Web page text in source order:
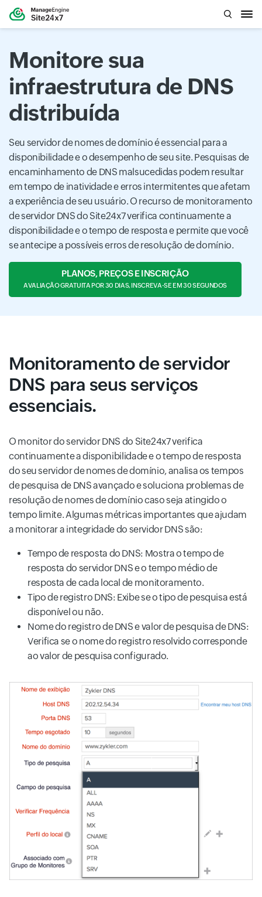
Monitore sua
infraestrutura de DNS
distribuída
Seu servidor de nomes de domínio é essencial para a
disponibilidade e o desempenho de seu site. Pesquisas de
encaminhamento de DNS malsucedidas podem resultar
em tempo de inatividade e erros intermitentes que afetam
a experiência de seu usuário. O recurso de monitoramento
de servidor DNS do Site24x7 verifica continuamente a
disponibilidade e o tempo de resposta e permite que você
se antecipe a possíveis erros de resolução de domínio.
PLANOS, PREÇOS E INSCRIÇÃO
AVALIAÇÃO GRATUITA POR 30 DIAS, INSCREVA-SE EM 30 SEGUNDOS
Monitoramento de servidor
DNS para seus serviços
essenciais.
O monitor do servidor DNS do Site24x7 verifica
continuamente a disponibilidade e o tempo de resposta
do seu servidor de nomes de domínio, analisa os tempos
de pesquisa de DNS avançado e soluciona problemas de
resolução de nomes de domínio caso seja atingido o
tempo limite. Algumas métricas importantes que ajudam
a monitorar a integridade do servidor DNS são:
Tempo de resposta do DNS: Mostra o tempo de
resposta do servidor DNS e o tempo médio de
resposta de cada local de monitoramento.
Tipo de registro DNS: Exibe se o tipo de pesquisa está
disponível ou não.
Nome do registro de DNS e valor de pesquisa de DNS:
Verifica se o nome do registro resolvido corresponde
ao valor de pesquisa configurado.